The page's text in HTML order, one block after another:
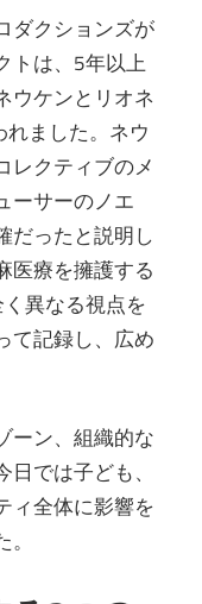
ダクションズが
トは、5年以上
ウケンとリオネ
ました。ネウ
レクティブのメ
ーサーのノエ
だったと説明し
医療を擁護する
異なる視点を
て記録し、広め
ーン、組織的な
では子ども、
ィ全体に影響を